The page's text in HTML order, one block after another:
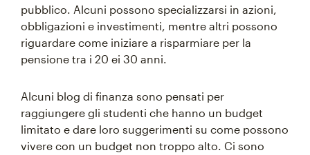
pubblico. Alcuni possono specializzarsi in azioni,
obbligazioni e investimenti, mentre altri possono
riguardare come iniziare a risparmiare per la
pensione tra i 20 ei 30 anni.
Alcuni blog di finanza sono pensati per
raggiungere gli studenti che hanno un budget
limitato e dare loro suggerimenti su come possono
vivere con un budget non troppo alto. Ci sono